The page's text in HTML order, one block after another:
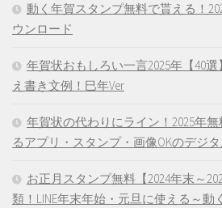
動く年賀スタンプ無料で貰える！
ウンロード
年賀状おもしろい一言2025年【40
え書き文例！巳年Ver
年賀状の代わりにライン！2025年
るアプリ・スタンプ・画像OKのデジ
お正月スタンプ無料【2024年末～
類！LINE年末年始・元旦に使える～動